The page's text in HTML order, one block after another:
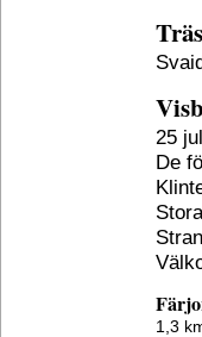
25
De
1,3